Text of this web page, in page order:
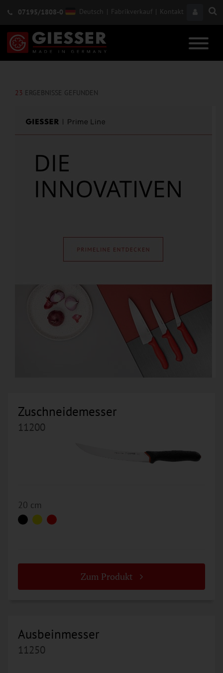
07195/1808-0 Deutsch | Fabrikverkauf | Kontakt
23 ERGEBNISSE GEFUNDEN
Zuschneidemesser
11200
20 cm
Zum Produkt
Ausbeinmesser
11250